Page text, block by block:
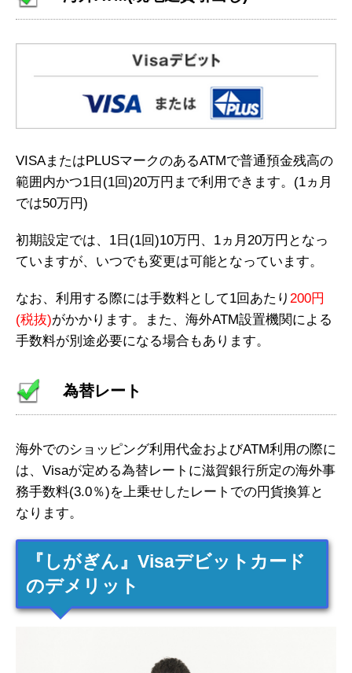
VISAまたはPLUSマークのあるATMで普通預金残高の
範囲内かつ1日(1回)20万円まで利用できます。(1ヵ月
では50万円)
初期設定では、1日(1回)10万円、1ヵ月20万円となっ
ていますが、いつでも変更は可能となっています。
なお、利用する際には手数料として1回あたり 200円
(税抜)がかかります。また、海外ATM設置機関による
手数料が別途必要になる場合もあります。
為替レート
海外でのショッピング利用代金およびATM利用の際に
は、Visaが定める為替レートに滋賀銀行所定の海外事
務手数料(3.0％)を上乗せしたレートでの円貨換算と
なります。
『しがぎん』Visaデビットカード
のデメリット